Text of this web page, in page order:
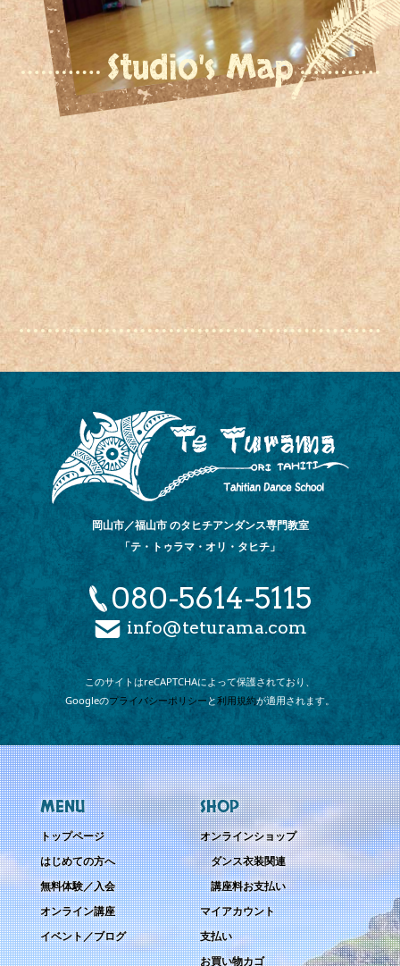
Studio's Map
岡山市／福山市 のタヒチアンダンス専門教室
「テ・トゥラマ・オリ・タヒチ」
080-5614-5115
info@teturama.com
このサイトはreCAPTCHAによって保護されており、
Googleのプライバシーポリシー と利用規約が適用されます。
MENU
トップページ
はじめての方へ
無料体験／入会
オンライン講座
イベント／ブログ
SHOP
オンラインショップ
ダンス衣装関連
講座料お支払い
マイアカウント
支払い
お買い物カゴ